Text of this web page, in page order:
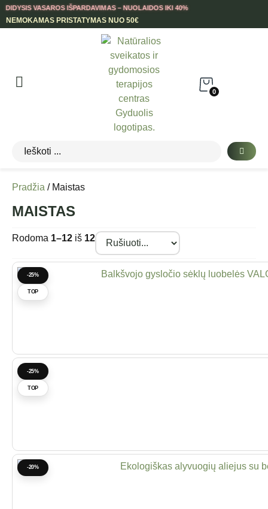
DIDYSIS VASAROS IŠPARDAVIMAS – NUOLAIDOS IKI 40%
NEMOKAMAS PRISTATYMAS NUO 50€
0
Pradžia / Maistas
MAISTAS
Rodoma 1–12 iš 12
-25%
TOP
-25%
TOP
-20%